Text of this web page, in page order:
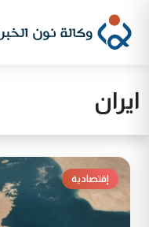
ايران
إقتصادية